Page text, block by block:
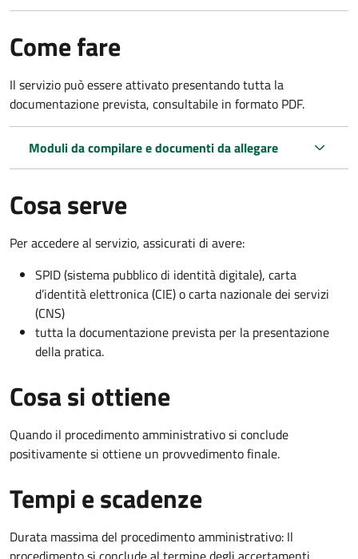
Come fare
Il servizio può essere attivato presentando tutta la
documentazione prevista, consultabile in formato PDF.
Moduli da compilare e documenti da allegare
Cosa serve
Per accedere al servizio, assicurati di avere:
SPID (sistema pubblico di identità digitale), carta
d’identità elettronica (CIE) o carta nazionale dei servizi
(CNS)
tutta la documentazione prevista per la presentazione
della pratica.
Cosa si ottiene
Quando il procedimento amministrativo si conclude
positivamente si ottiene un provvedimento finale.
Tempi e scadenze
Durata massima del procedimento amministrativo: Il